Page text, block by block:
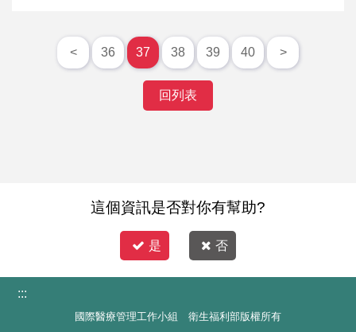
< 36 37 38 39 40 >
回列表
這個資訊是否對你有幫助?
是 否
:::
國際醫療管理工作小組 衛生福利部版權所有